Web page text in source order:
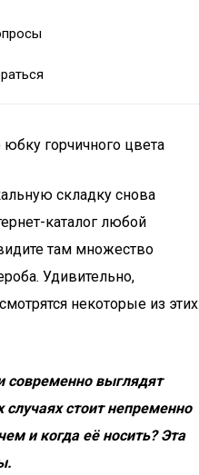
горчичного цвета
складку снова
каталог любой
там множество
Удивительно,
некоторые из этих
современно выглядят
стоит непременно
и когда её носить? Эта